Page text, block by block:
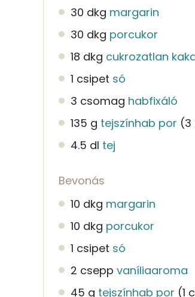
30 dkg margarin
30 dkg porcukor
18 dkg cukrozatlan
1 csipet só
3 csomag habfixáló
135 g tejszínhab por (3
4.5 dl tej
Bevonás
10 dkg margarin
10 dkg porcukor
1 csipet só
2 csepp vaníliaaroma
45 g tejszínhab por (1